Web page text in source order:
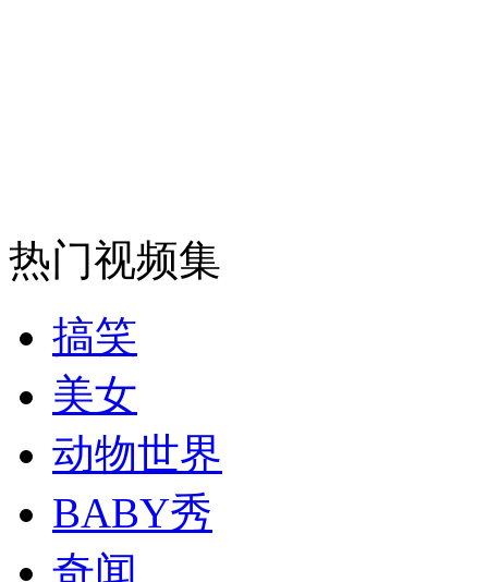
司机酒驾遇交警 急速倒车逃窜
热门视频集
搞笑
美女
动物世界
BABY秀
奇闻